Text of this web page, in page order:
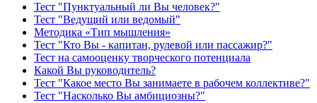
Тест "Пунктуальный ли Вы человек?"
Тест "Ведущий или ведомый"
Методика «Тип мышления»
Тест "Кто Вы - капитан, рулевой или пассажир?"
Тест на самооценку творческого потенциала
Какой Вы руководитель?
Тест "Какое место Вы занимаете в рабочем коллективе?"
Тест "Насколько Вы амбициозны?"